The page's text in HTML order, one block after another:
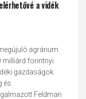
a vidék
agrárium
milliárd forintnyi
gazdaságok
és
Feldman